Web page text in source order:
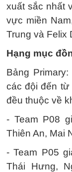
xuất sắc nhất
vực miền
Trung và Felix
Hạng mục
Bảng
các đội đến từ
đều thuộc về
- Team P08
Thiên An, Mai
- Team P05
Thái Hưng,